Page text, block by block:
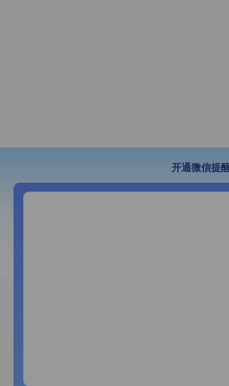
开通微信提